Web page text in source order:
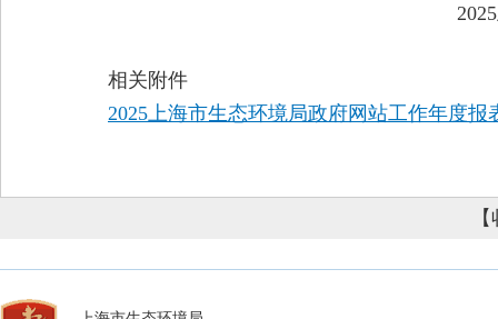
相关附件
2025上海市生态环境局政府网站工作年度报